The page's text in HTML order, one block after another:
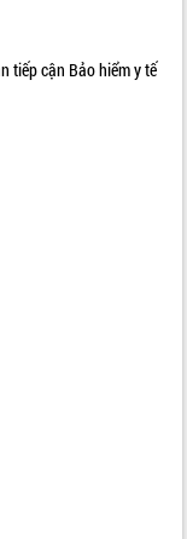
tiếp cận Bảo hiểm y tế